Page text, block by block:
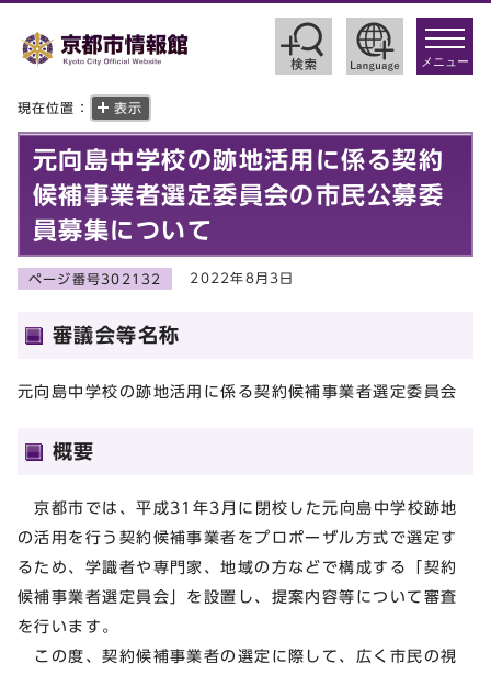
toggle
メニュー
現在位置： 表示
元向島中学校の跡地活用に係る契約
候補事業者選定委員会の市民公募委
員募集について
ページ番号302132 2022年8月3日
審議会等名称
元向島中学校の跡地活用に係る契約候補事業者選定委員会
概要
京都市では、平成31年3月に閉校した元向島中学校跡地
の活用を行う契約候補事業者をプロポーザル方式で選定す
るため、学識者や専門家、地域の方などで構成する「契約
候補事業者選定員会」を設置し、提案内容等について審査
を行います。
この度、契約候補事業者の選定に際して、広く市民の視